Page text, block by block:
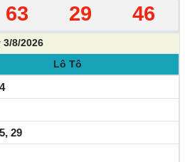
63 29 46
8/2026
Lô Tô
29